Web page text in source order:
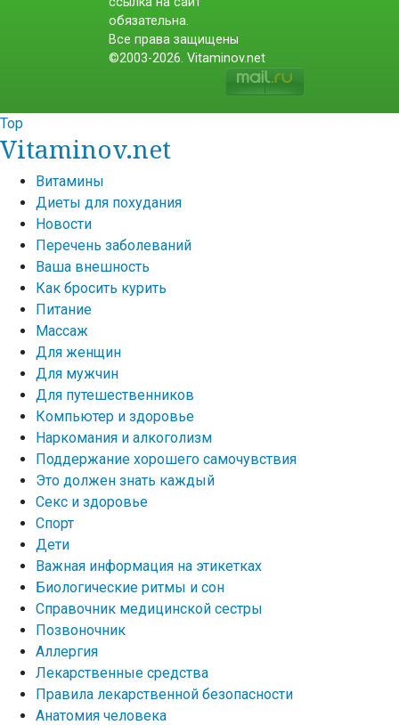
обязательна.
Все права защищены
©2003-2026. Vitaminov.net
Top
Vitaminov.net
Витамины
Диеты для похудания
Новости
Перечень заболеваний
Ваша внешность
Как бросить курить
Питание
Массаж
Для женщин
Для мужчин
Для путешественников
Компьютер и здоровье
Наркомания и алкоголизм
Поддержание хорошего самочувствия
Это должен знать каждый
Секс и здоровье
Спорт
Дети
Важная информация на этикетках
Биологические ритмы и сон
Справочник медицинской сестры
Позвоночник
Аллергия
Лекарственные средства
Правила лекарственной безопасности
Aнатомия человека